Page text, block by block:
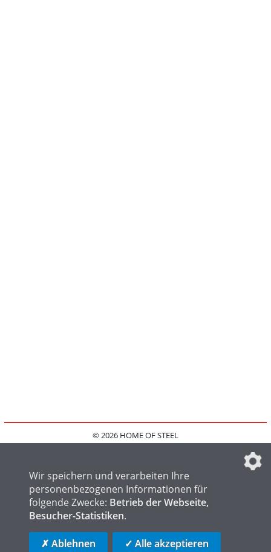
© 2026 HOME OF STEEL
IMPRESSUM
FAQ
DATENSCHUTZEINSTELLUNGEN
HOME OF LOGISTICS
Wir speichern und verarbeiten Ihre
personenbezogenen Informationen für
folgende Zwecke: Betrieb der Webseite,
Besucher-Statistiken.
✗ Ablehnen ✓ Alle akzeptieren